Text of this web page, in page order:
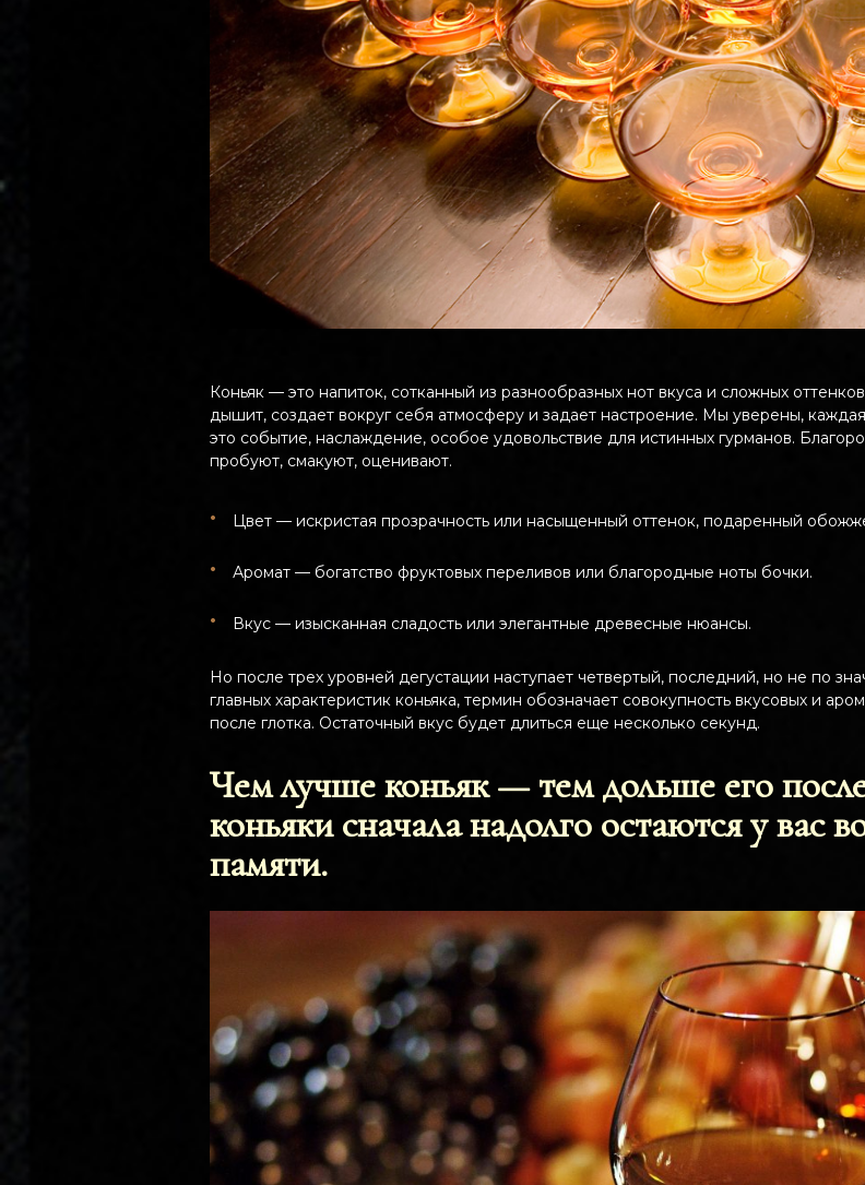
Коньяк — это напиток, сотканный из разнообразных нот вкуса и сложных
дышит, создает вокруг себя атмосферу и задает настроение. Мы уверены, каждая
это событие, наслаждение, особое удовольствие для истинных гурманов.
пробуют, смакуют, оценивают.
Цвет — искристая прозрачность или насыщенный оттенок, подаренный
Аромат — богатство фруктовых переливов или благородные ноты бочки.
Вкус — изысканная сладость или элегантные древесные нюансы.
Но после трех уровней дегустации наступает четвертый, последний, но не по
главных характеристик коньяка, термин обозначает совокупность вкусовых и
после глотка. Остаточный вкус будет длиться еще несколько секунд.
Чем лучше коньяк — тем дольше его
коньяки сначала надолго остаются у вас
памяти.